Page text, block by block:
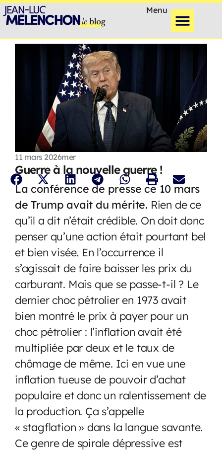
Menu
11 mars 2026mer
Guerre à la nouvelle guerre !
La conférence de presse ce 10 mars
de Trump avait du mérite. Rien de ce
qu’il a dit n’était crédible. On doit donc
penser qu’une action était pourtant bel
et bien visée. En l’occurrence il
s’agissait de faire baisser les prix du
carburant. Mais que se passe-t-il ? Le
dernier choc pétrolier en 1973 avait
bien montré le prix à payer pour un
choc pétrolier : l’inflation avait été
multipliée par deux et le taux de
chômage de même. Ici en vue une
inflation tueuse de pouvoir d’achat
populaire et donc un ralentissement de
la production. Ça s’appelle
« stagflation » dans la langue savante.
Ce genre de spirale dépressive est